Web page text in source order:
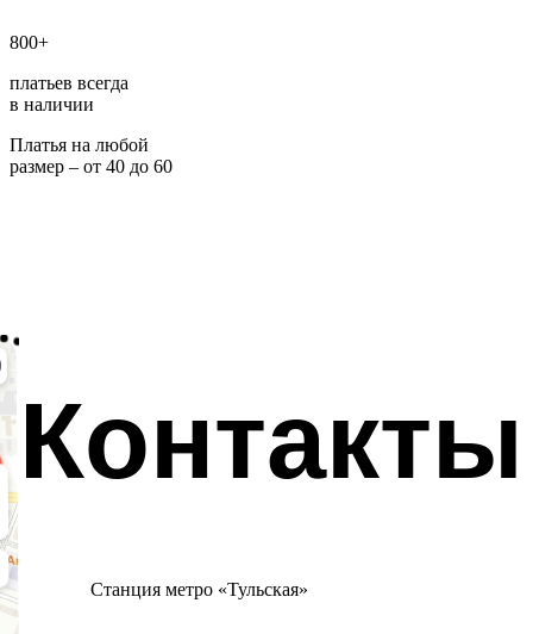
800+
платьев всегда
в наличии
Платья на любой
размер – от 40 до 60
Контакты
Станция метро «Тульская»